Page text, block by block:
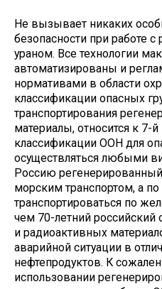
Не вызывает никаких
безопасности при работе
ураном. Все технологии
автоматизированы и
нормативами в области
классификации опасных
транспортирования
материалы, относится к 7-й
классификации ООН для
осуществляться любыми
Россию
морским транспортом, а
транспортироваться по
чем 70-летний
и радиоактивных
аварийной ситуации в
нефтепродуктов. К
использовании